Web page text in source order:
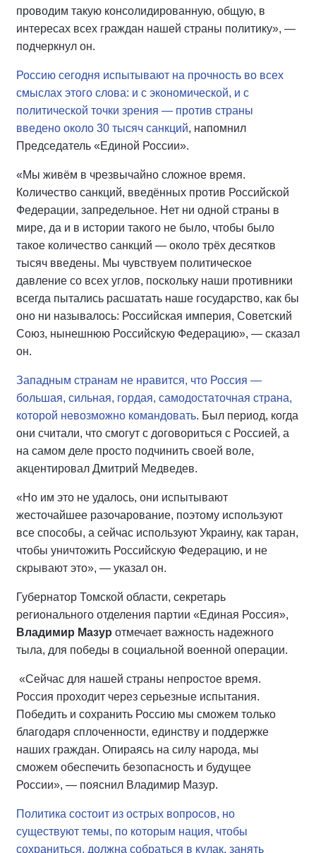
проводим такую консолидированную, общую, в
интересах всех граждан нашей страны политику», —
подчеркнул он.
Россию сегодня испытывают на прочность во всех
смыслах этого слова: и с экономической, и с
политической точки зрения — против страны
введено около 30 тысяч санкций, напомнил
Председатель «Единой России».
«Мы живём в чрезвычайно сложное время.
Количество санкций, введённых против Российской
Федерации, запредельное. Нет ни одной страны в
мире, да и в истории такого не было, чтобы было
такое количество санкций — около трёх десятков
тысяч введены. Мы чувствуем политическое
давление со всех углов, поскольку наши противники
всегда пытались расшатать наше государство, как бы
оно ни называлось: Российская империя, Советский
Союз, нынешнюю Российскую Федерацию», — сказал
он.
Западным странам не нравится, что Россия —
большая, сильная, гордая, самодостаточная страна,
которой невозможно командовать. Был период, когда
они считали, что смогут с договориться с Россией, а
на самом деле просто подчинить своей воле,
акцентировал Дмитрий Медведев.
«Но им это не удалось, они испытывают
жесточайшее разочарование, поэтому используют
все способы, а сейчас используют Украину, как таран,
чтобы уничтожить Российскую Федерацию, и не
скрывают это», — указал он.
Губернатор Томской области, секретарь
регионального отделения партии «Единая Россия»,
Владимир Мазур отмечает важность надежного
тыла, для победы в социальной военной операции.
«Сейчас для нашей страны непростое время.
Россия проходит через серьезные испытания.
Победить и сохранить Россию мы сможем только
благодаря сплоченности, единству и поддержке
наших граждан. Опираясь на силу народа, мы
сможем обеспечить безопасность и будущее
России», — пояснил Владимир Мазур.
Политика состоит из острых вопросов, но
существуют темы, по которым нация, чтобы
сохраниться, должна собраться в кулак, занять